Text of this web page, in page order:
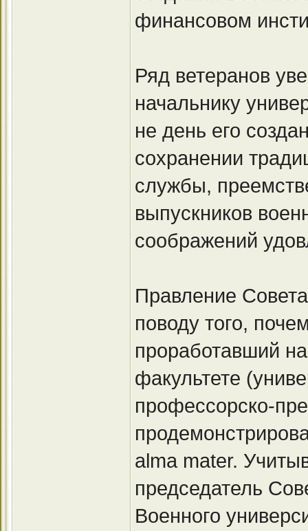
финансовом
Ряд ветеранов
начальнику
не день его
сохранении
службы,
выпускников
соображений
Правление
поводу того,
проработавший
факультете
профессорско-
alma mater.
председатель
Военного